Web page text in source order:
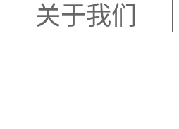
关于我们